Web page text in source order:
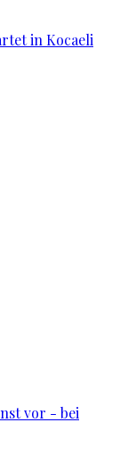
in Kocaeli
vor - bei